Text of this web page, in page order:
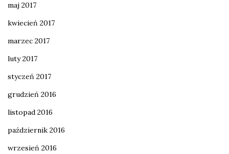
maj 2017
kwiecień 2017
marzec 2017
luty 2017
styczeń 2017
grudzień 2016
listopad 2016
październik 2016
wrzesień 2016